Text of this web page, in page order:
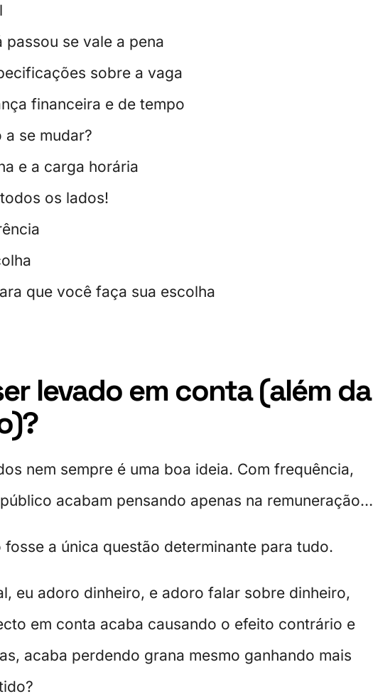
passou se vale a pena
sobre a vaga
financeira e de tempo
se mudar?
e a carga horária
os lados!
que você faça sua escolha
levado em conta (além da
nem sempre é uma boa ideia. Com frequência,
acabam pensando apenas na remuneração…
a única questão determinante para tudo.
eu adoro dinheiro, e adoro falar sobre dinheiro,
em conta acaba causando o efeito contrário e
acaba perdendo grana mesmo ganhando mais